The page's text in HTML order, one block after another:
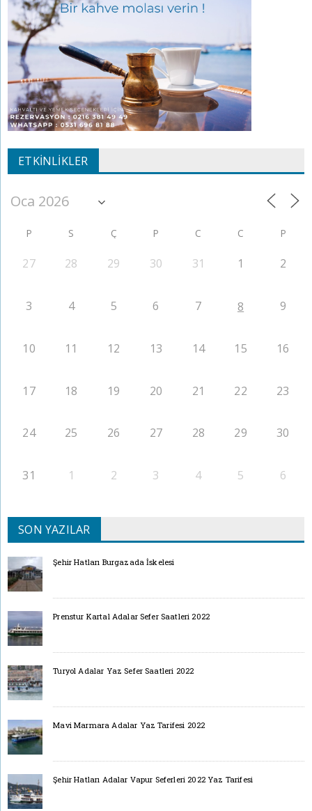
ETKINLIKLER
P S Ç P C C P
27 28 29 30 31 1 2
3 4 5 6 7 8 9
10 11 12 13 14 15 16
17 18 19 20 21 22 23
24 25 26 27 28 29 30
31 1 2 3 4 5 6
SON YAZILAR
Şehir Hatları Burgazada İskelesi
Prenstur Kartal Adalar Sefer Saatleri 2022
Turyol Adalar Yaz Sefer Saatleri 2022
Mavi Marmara Adalar Yaz Tarifesi 2022
Şehir Hatları Adalar Vapur Seferleri 2022 Yaz Tarifesi